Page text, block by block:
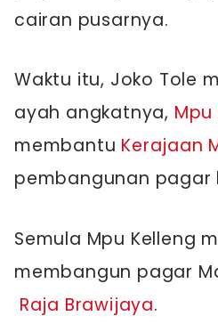
cairan pusarnya.
Waktu itu, Joko Tole
ayah angkatnya, Mpu
membantu Kerajaan
pembangunan pagar
Semula Mpu Kelleng
membangun pagar
Raja Brawijaya.